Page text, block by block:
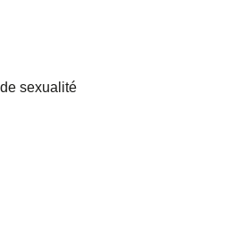
sexualité